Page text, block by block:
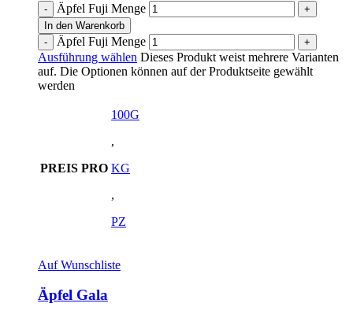
Äpfel Fuji Menge
In den Warenkorb
Äpfel Fuji Menge
Ausführung wählen Dieses Produkt weist mehrere Varianten
auf. Die Optionen können auf der Produktseite gewählt
werden
PREIS PRO
100G
,
KG
,
PZ
Auf Wunschliste
Äpfel Gala